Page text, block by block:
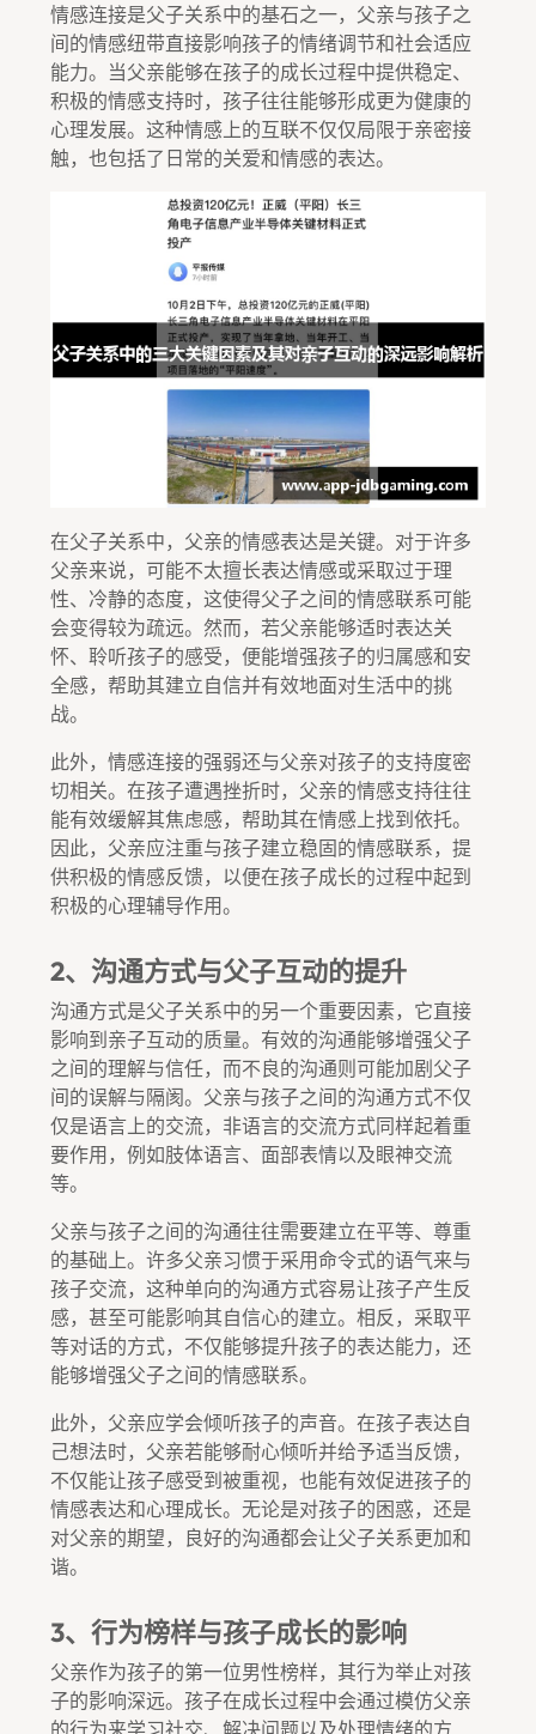
情感连接是父子关系中的基石之一，父亲与孩子之
间的情感纽带直接影响孩子的情绪调节和社会适应
能力。当父亲能够在孩子的成长过程中提供稳定、
积极的情感支持时，孩子往往能够形成更为健康的
心理发展。这种情感上的互联不仅仅局限于亲密接
触，也包括了日常的关爱和情感的表达。
在父子关系中，父亲的情感表达是关键。对于许多
父亲来说，可能不太擅长表达情感或采取过于理
性、冷静的态度，这使得父子之间的情感联系可能
会变得较为疏远。然而，若父亲能够适时表达关
怀、聆听孩子的感受，便能增强孩子的归属感和安
全感，帮助其建立自信并有效地面对生活中的挑
战。
此外，情感连接的强弱还与父亲对孩子的支持度密
切相关。在孩子遭遇挫折时，父亲的情感支持往往
能有效缓解其焦虑感，帮助其在情感上找到依托。
因此，父亲应注重与孩子建立稳固的情感联系，提
供积极的情感反馈，以便在孩子成长的过程中起到
积极的心理辅导作用。
2、沟通方式与父子互动的提升
沟通方式是父子关系中的另一个重要因素，它直接
影响到亲子互动的质量。有效的沟通能够增强父子
之间的理解与信任，而不良的沟通则可能加剧父子
间的误解与隔阂。父亲与孩子之间的沟通方式不仅
仅是语言上的交流，非语言的交流方式同样起着重
要作用，例如肢体语言、面部表情以及眼神交流
等。
父亲与孩子之间的沟通往往需要建立在平等、尊重
的基础上。许多父亲习惯于采用命令式的语气来与
孩子交流，这种单向的沟通方式容易让孩子产生反
感，甚至可能影响其自信心的建立。相反，采取平
等对话的方式，不仅能够提升孩子的表达能力，还
能够增强父子之间的情感联系。
此外，父亲应学会倾听孩子的声音。在孩子表达自
己想法时，父亲若能够耐心倾听并给予适当反馈，
不仅能让孩子感受到被重视，也能有效促进孩子的
情感表达和心理成长。无论是对孩子的困惑，还是
对父亲的期望，良好的沟通都会让父子关系更加和
谐。
3、行为榜样与孩子成长的影响
父亲作为孩子的第一位男性榜样，其行为举止对孩
子的影响深远。孩子在成长过程中会通过模仿父亲
的行为来学习社交、解决问题以及处理情绪的方